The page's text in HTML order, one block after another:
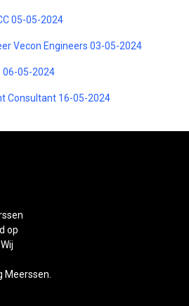
05-05-2024
Vecon Engineers 03-05-2024
06-05-2024
Consultant 16-05-2024
op